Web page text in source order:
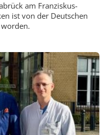
am Franziskus-
ist von der Deutschen